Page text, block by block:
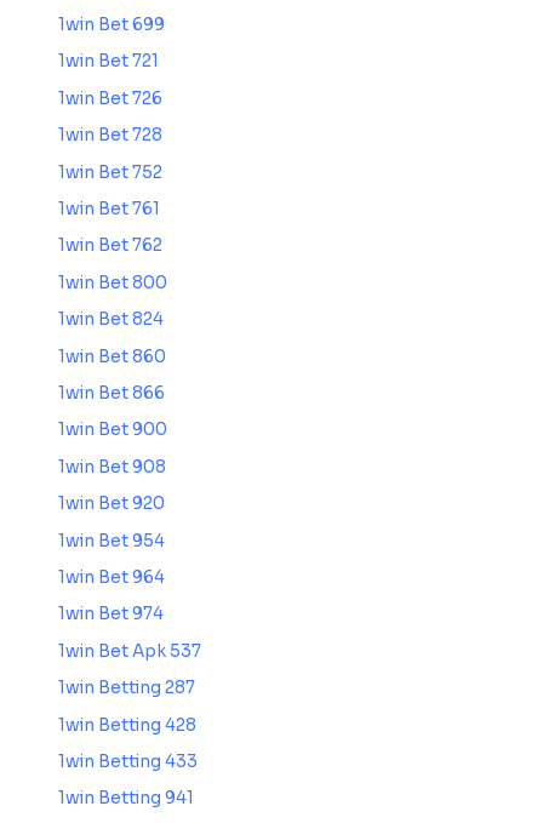
1win Bet 699
1win Bet 721
1win Bet 726
1win Bet 728
1win Bet 752
1win Bet 761
1win Bet 762
1win Bet 800
1win Bet 824
1win Bet 860
1win Bet 866
1win Bet 900
1win Bet 908
1win Bet 920
1win Bet 954
1win Bet 964
1win Bet 974
1win Bet Apk 537
1win Betting 287
1win Betting 428
1win Betting 433
1win Betting 941